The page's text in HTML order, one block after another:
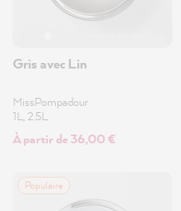
Gris avec Lin
MissPompadour
1L, 2.5L
À partir de 36,00 €
Populaire